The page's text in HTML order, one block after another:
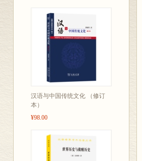
汉语与中国传统文化 （修订
本）
¥98.00